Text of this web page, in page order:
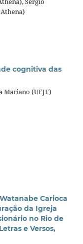
cognitiva das
Mariano (UFJF)
Carioca
da Igreja
no Rio de
e Versos,